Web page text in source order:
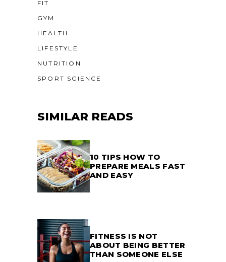
FIT
GYM
HEALTH
LIFESTYLE
NUTRITION
SPORT SCIENCE
SIMILAR READS
10 TIPS HOW TO
PREPARE MEALS FAST
AND EASY
FITNESS IS NOT
ABOUT BEING BETTER
THAN SOMEONE ELSE